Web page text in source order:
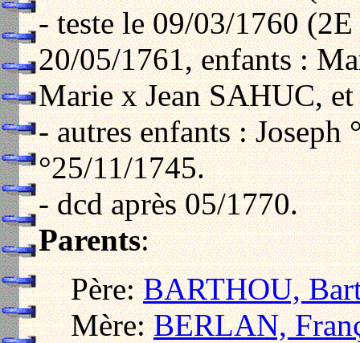
- teste le 09/03/1760
20/05/1761, enfants :
Marie x Jean SAHUC,
- autres enfants :
°25/11/1745.
- dcd après 05/1770.
Parents:
Père:BARTHOU,
Mère:BERLAN,